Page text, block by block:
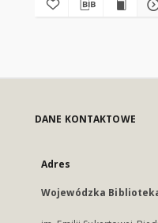
DANE KONTAKTOWE
Adres
Wojewódzka